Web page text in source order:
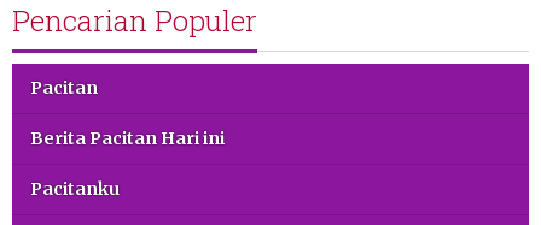
Pencarian Populer
Pacitan
Berita Pacitan Hari ini
Pacitanku